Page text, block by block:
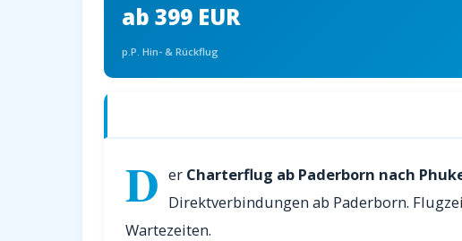
ab 399 EUR
p.P. Hin- & Rückflug
D er Charterflug ab Paderborn nach
Direktverbindungen ab Paderborn.
Wartezeiten.